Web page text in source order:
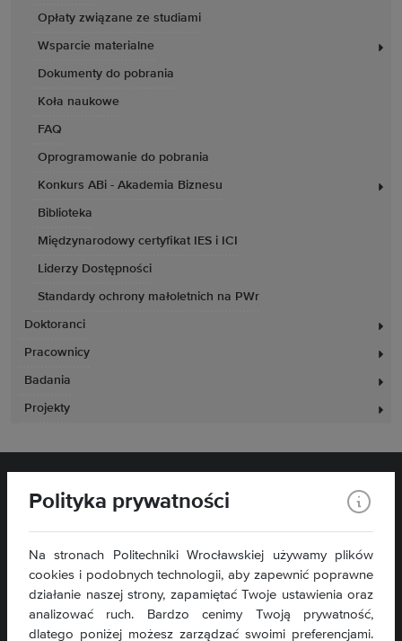
Opłaty związane ze studiami
Wsparcie materialne
Dokumenty do pobrania
Koła naukowe
FAQ
Oprogramowanie do pobrania
Konkurs ABi - Akademia Biznesu
Biblioteka
Międzynarodowy certyfikat IES i ICI
Liderzy Dostępności
Standardy ochrony małoletnich na PWr
Doktoranci
Pracownicy
Badania
Projekty
Wydział Zarządzania
Polityka prywatności
Na stronach Politechniki Wrocławskiej używamy plików
cookies i podobnych technologii, aby zapewnić poprawne
działanie naszej strony, zapamiętać Twoje ustawienia oraz
analizować ruch. Bardzo cenimy Twoją prywatność,
dlatego poniżej możesz zarządzać swoimi preferencjami.